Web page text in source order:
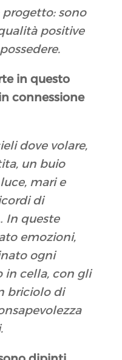
sono
positive
in questo
connessione
dove volare,
un buio
mari e
di
In queste
emozioni,
ogni
in cella, con gli
briciolo di